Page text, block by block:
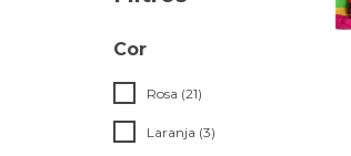
Cor
Rosa (21)
Laranja (3)